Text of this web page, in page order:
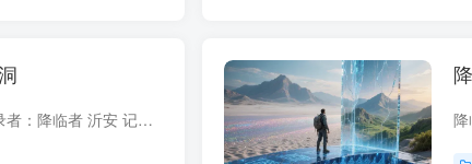
降临笔记 #57 | 回声矿洞 记录者：降临者 沂安 记录时间：拉古历 第7周期第206年，风季第12日 地点：第三维度东北边缘，废弃矿脉带（旧称'鸣石矿区'） 我问了三次路，三次都得到了不同的方向。...